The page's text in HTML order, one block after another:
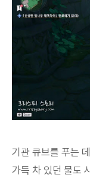
기관 큐브를 푸는
가득 차 있던 물도